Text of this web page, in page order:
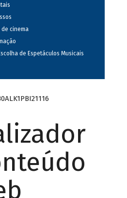
de cinema
de Espetáculos Musicais